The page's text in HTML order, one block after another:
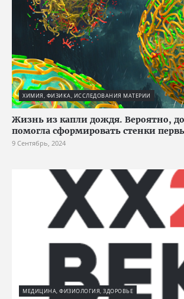
ХИМИЯ, ФИЗИКА, ИССЛЕДОВАНИЯ МАТЕРИИ
Жизнь из капли дождя. Вероятно,
помогла сформировать стенки
9 Сентябрь, 2024
МЕДИЦИНА, ФИЗИОЛОГИЯ, ЗДОРОВЬЕ